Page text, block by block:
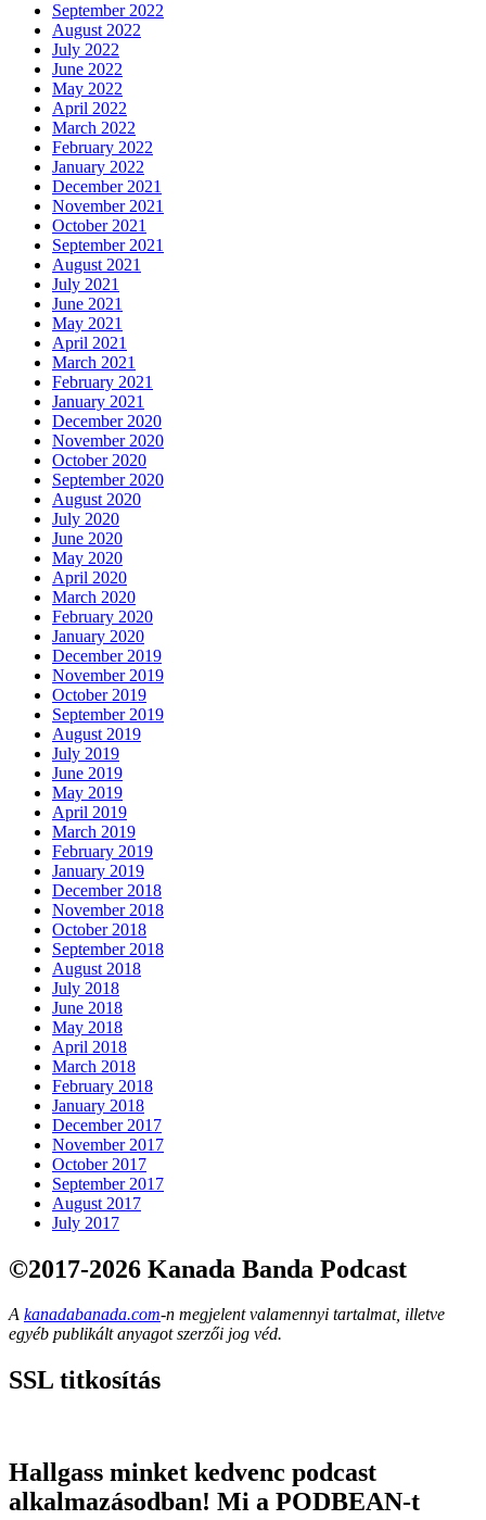
September 2022
August 2022
July 2022
June 2022
May 2022
April 2022
March 2022
February 2022
January 2022
December 2021
November 2021
October 2021
September 2021
August 2021
July 2021
June 2021
May 2021
April 2021
March 2021
February 2021
January 2021
December 2020
November 2020
October 2020
September 2020
August 2020
July 2020
June 2020
May 2020
April 2020
March 2020
February 2020
January 2020
December 2019
November 2019
October 2019
September 2019
August 2019
July 2019
June 2019
May 2019
April 2019
March 2019
February 2019
January 2019
December 2018
November 2018
October 2018
September 2018
August 2018
July 2018
June 2018
May 2018
April 2018
March 2018
February 2018
January 2018
December 2017
November 2017
October 2017
September 2017
August 2017
July 2017
©2017-2026 Kanada Banda Podcast
A kanadabanada.com-n megjelent valamennyi tartalmat, illetve
egyéb publikált anyagot szerzői jog véd.
SSL titkosítás
Hallgass minket kedvenc podcast
alkalmazásodban! Mi a PODBEAN-t